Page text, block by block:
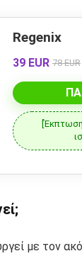
Regenix
39 EUR 78 EUR
με τον